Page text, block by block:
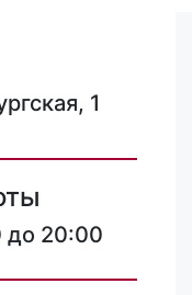
1
до 20:00